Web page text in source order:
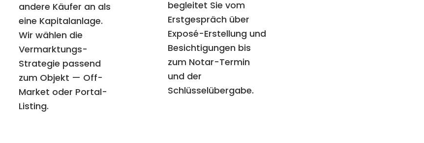
andere Käufer an als
eine Kapitalanlage.
Wir wählen die
Vermarktungs-
Strategie passend
zum Objekt — Off-
Market oder Portal-
Listing.
begleitet Sie vom
Erstgespräch über
Exposé-Erstellung und
Besichtigungen bis
zum Notar-Termin
und der
Schlüsselübergabe.